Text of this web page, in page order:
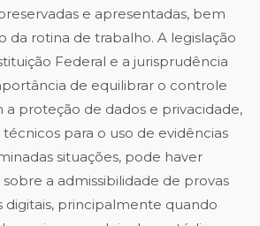
e apresentadas, bem
da rotina de trabalho. A legislação
Federal e a jurisprudência
de equilibrar o controle
a proteção de dados e privacidade,
para o uso de evidências
situações, pode haver
a admissibilidade de provas
digitais, principalmente quando